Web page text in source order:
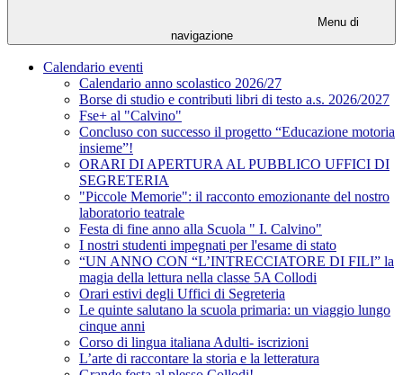
Menu di
navigazione
Calendario eventi
Calendario anno scolastico 2026/27
Borse di studio e contributi libri di testo a.s. 2026/2027
Fse+ al "Calvino"
Concluso con successo il progetto “Educazione motoria
insieme”!
ORARI DI APERTURA AL PUBBLICO UFFICI DI
SEGRETERIA
"Piccole Memorie": il racconto emozionante del nostro
laboratorio teatrale
Festa di fine anno alla Scuola " I. Calvino"
I nostri studenti impegnati per l'esame di stato
“UN ANNO CON “L’INTRECCIATORE DI FILI” la
magia della lettura nella classe 5A Collodi
Orari estivi degli Uffici di Segreteria
Le quinte salutano la scuola primaria: un viaggio lungo
cinque anni
Corso di lingua italiana Adulti- iscrizioni
L’arte di raccontare la storia e la letteratura